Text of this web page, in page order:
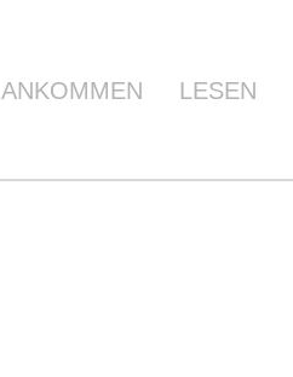
ANKOMMEN LESEN